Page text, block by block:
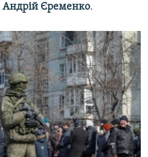
Андрій Єременко.